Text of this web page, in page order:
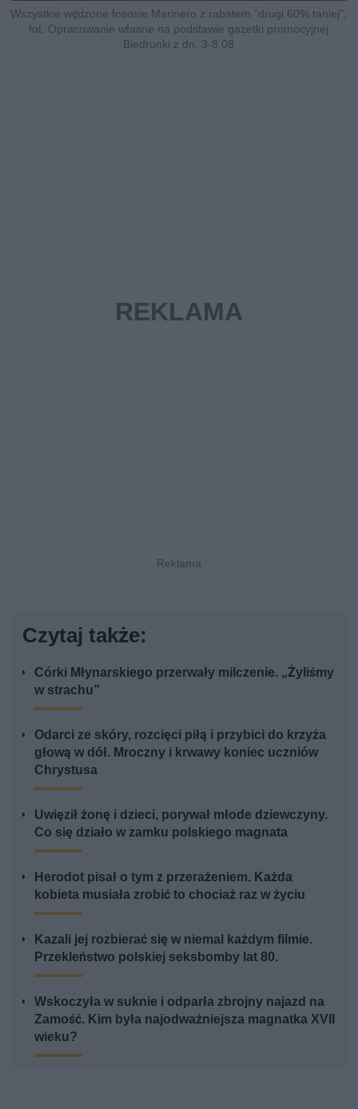
Wszystkie wędzone łososie Marinero z rabatem "drugi 60% taniej",
fot. Opracowanie własne na podstawie gazetki promocyjnej
Biedronki z dn. 3-8.08
Czytaj także:
Córki Młynarskiego przerwały milczenie. „Żyliśmy
w strachu”
Odarci ze skóry, rozcięci piłą i przybici do krzyża
głową w dół. Mroczny i krwawy koniec uczniów
Chrystusa
Uwięził żonę i dzieci, porywał młode dziewczyny.
Co się działo w zamku polskiego magnata
Herodot pisał o tym z przerażeniem. Każda
kobieta musiała zrobić to chociaż raz w życiu
Kazali jej rozbierać się w niemal każdym filmie.
Przekleństwo polskiej seksbomby lat 80.
Wskoczyła w suknie i odparła zbrojny najazd na
Zamość. Kim była najodważniejsza magnatka XVII
wieku?